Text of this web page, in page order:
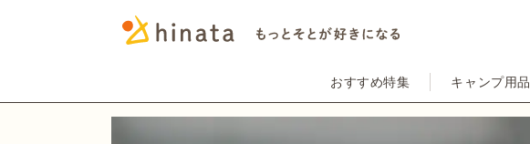
おすすめ特集 キャンプ用品